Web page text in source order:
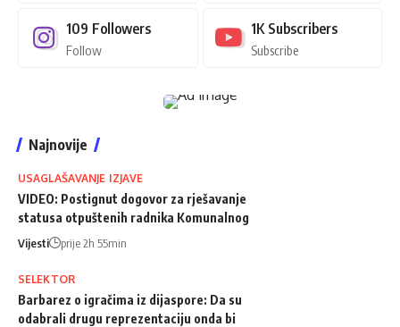
109 Followers
Follow
1K Subscribers
Subscribe
Najnovije
USAGLAŠAVANJE IZJAVE
VIDEO: Postignut dogovor za rješavanje
statusa otpuštenih radnika Komunalnog
Vijesti prije 2h 55min
SELEKTOR
Barbarez o igračima iz dijaspore: Da su
odabrali drugu reprezentaciju onda bi